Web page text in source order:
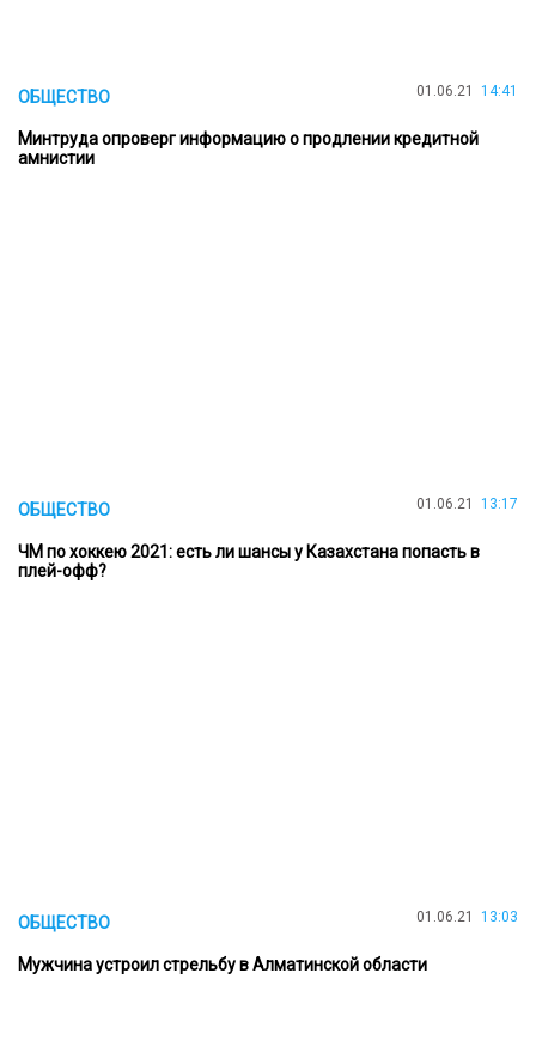
ОБЩЕСТВО 01.06.21 14:41
Минтруда опроверг информацию о продлении кредитной
амнистии
ОБЩЕСТВО 01.06.21 13:17
ЧМ по хоккею 2021: есть ли шансы у Казахстана попасть в
плей-офф?
ОБЩЕСТВО 01.06.21 13:03
Мужчина устроил стрельбу в Алматинской области